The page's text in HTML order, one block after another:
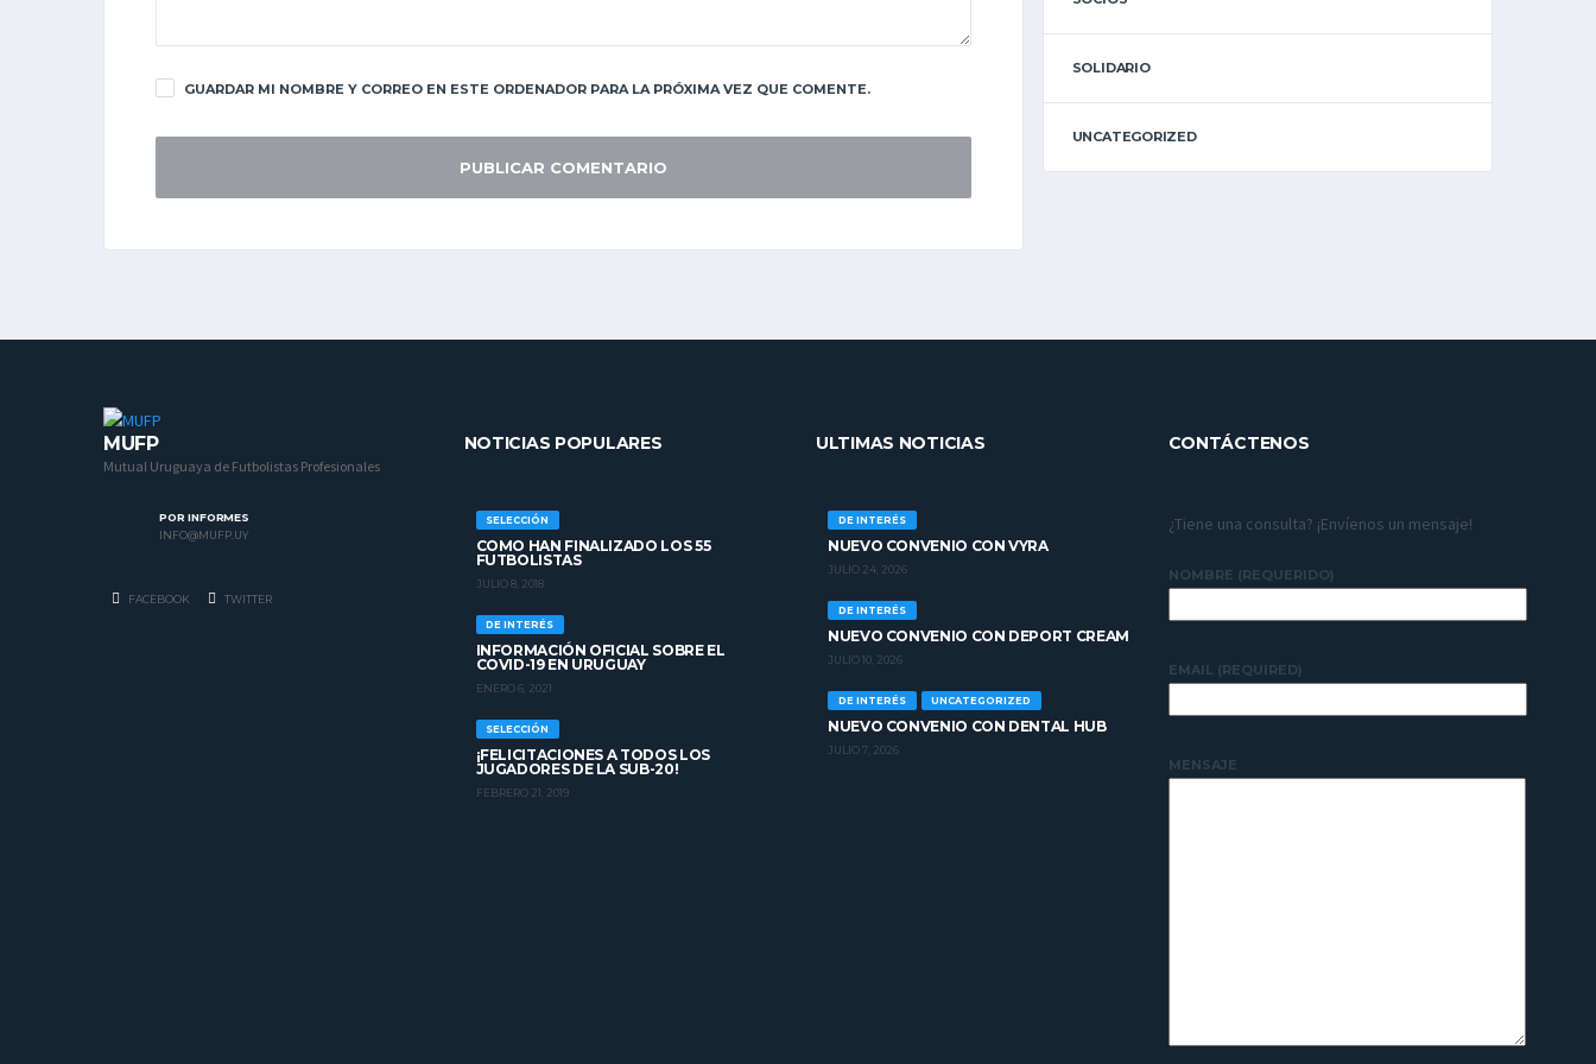
GUARDAR MI NOMBRE Y CORREO EN ESTE ORDENADOR PARA LA PRÓXIMA VEZ QUE COMENTE.
SOLIDARIO
UNCATEGORIZED
MUFP
Mutual Uruguaya de Futbolistas Profesionales
POR INFORMES
INFO@MUFP.UY
FACEBOOK TWITTER
NOTICIAS POPULARES
SELECCIÓN
COMO HAN FINALIZADO LOS 55
FUTBOLISTAS
JULIO 8, 2018
DE INTERÉS
INFORMACIÓN OFICIAL SOBRE EL
COVID-19 EN URUGUAY
ENERO 6, 2021
SELECCIÓN
¡FELICITACIONES A TODOS LOS
JUGADORES DE LA SUB-20!
FEBRERO 21, 2019
ULTIMAS NOTICIAS
DE INTERÉS
NUEVO CONVENIO CON VYRA
JULIO 24, 2026
DE INTERÉS
NUEVO CONVENIO CON DEPORT CREAM
JULIO 10, 2026
DE INTERÉS UNCATEGORIZED
NUEVO CONVENIO CON DENTAL HUB
JULIO 7, 2026
CONTÁCTENOS
¿Tiene una consulta? ¡Envíenos un mensaje!
NOMBRE (REQUERIDO)
EMAIL (REQUIRED)
MENSAJE